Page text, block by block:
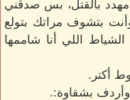
بالقتل، بس صدقني
بتشوف مراتك بتولع
اللي أنا شاممها
أكتر.
وأردف بشقاوة:.